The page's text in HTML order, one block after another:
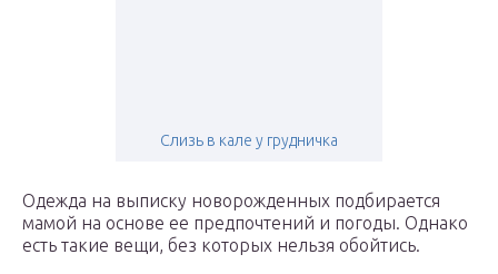
Слизь в кале у грудничка
Одежда на выписку новорожденных подбирается
мамой на основе ее предпочтений и погоды. Однако
есть такие вещи, без которых нельзя обойтись.